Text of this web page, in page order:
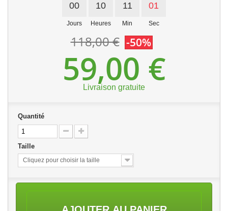
00
Jours
10
Heures
11
Min
01
Sec
118,00 € -50%
59,00 €
Livraison gratuite
Quantité
Taille
Cliquez pour choisir la taille